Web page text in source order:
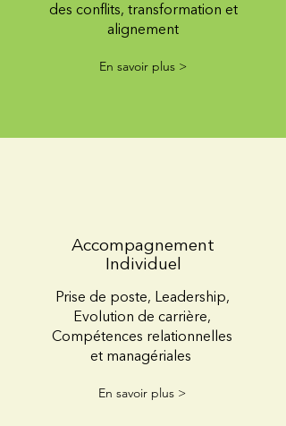
des conflits, transformation et
alignement
En savoir plus >
Accompagnement
Individuel
Prise de poste, Leadership,
Evolution de carrière,
Compétences relationnelles
et managériales
En savoir plus >